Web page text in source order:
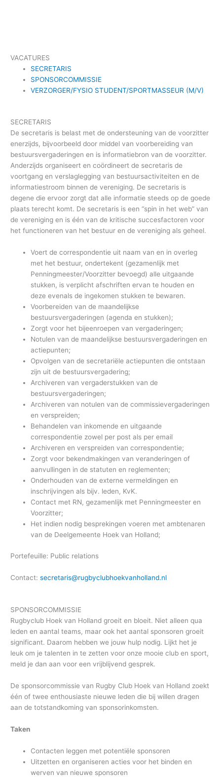
VACATURES
SECRETARIS
SPONSORCOMMISSIE
VERZORGER/FYSIO STUDENT/SPORTMASSEUR (M/V)
SECRETARIS
De secretaris is belast met de ondersteuning van de voorzitter
enerzijds, bijvoorbeeld door middel van voorbereiding van
bestuursvergaderingen en is informatiebron van de voorzitter.
Anderzijds organiseert en coördineert de secretaris de
voortgang en verslaglegging van bestuursactiviteiten en de
informatiestroom binnen de vereniging. De secretaris is
degene die ervoor zorgt dat alle informatie steeds op de goede
plaats terecht komt. De secretaris is een “spin in het web” van
de vereniging en is één van de kritische succesfactoren voor
het functioneren van het bestuur en de vereniging als geheel.
Voert de correspondentie uit naam van en in overleg
met het bestuur, ondertekent (gezamenlijk met
Penningmeester/Voorzitter bevoegd) alle uitgaande
stukken, is verplicht afschriften ervan te houden en
deze evenals de ingekomen stukken te bewaren.
Voorbereiden van de maandelijkse
bestuursvergaderingen (agenda en stukken);
Zorgt voor het bijeenroepen van vergaderingen;
Notulen van de maandelijkse bestuursvergaderingen en
actiepunten;
Opvolgen van de secretariële actiepunten die ontstaan
zijn uit de bestuursvergadering;
Archiveren van vergaderstukken van de
bestuursvergaderingen;
Archiveren van notulen van de commissievergaderingen
en verspreiden;
Behandelen van inkomende en uitgaande
correspondentie zowel per post als per email
Archiveren en verspreiden van correspondentie;
Zorgt voor bekendmakingen van veranderingen of
aanvullingen in de statuten en reglementen;
Onderhouden van de externe vermeldingen en
inschrijvingen als bijv. leden, KvK.
Contact met RN, gezamenlijk met Penningmeester en
Voorzitter;
Het indien nodig besprekingen voeren met ambtenaren
van de Deelgemeente Hoek van Holland;
Portefeuille: Public relations
Contact:secretaris@rugbyclubhoekvanholland.nl
SPONSORCOMMISSIE
Rugbyclub Hoek van Holland groeit en bloeit. Niet alleen qua
leden en aantal teams, maar ook het aantal sponsoren groeit
significant. Daarom hebben we jouw hulp nodig. Lijkt het je
leuk om je talenten in te zetten voor onze mooie club en sport,
meld je dan aan voor een vrijblijvend gesprek.
De sponsorcommissie van Rugby Club Hoek van Holland zoekt
één of twee enthousiaste nieuwe leden die bij willen dragen
aan de totstandkoming van sponsorinkomsten.
Taken
Contacten leggen met potentiële sponsoren
Uitzetten en organiseren acties voor het binden en
werven van nieuwe sponsoren